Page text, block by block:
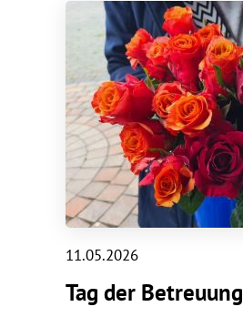
11.05.2026
Tag der Betreuung